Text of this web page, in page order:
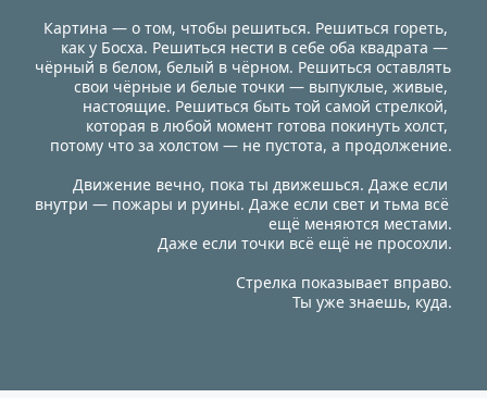
Картина — о том, чтобы решиться. Решиться гореть,
как у Босха. Решиться нести в себе оба квадрата —
чёрный в белом, белый в чёрном. Решиться оставлять
свои чёрные и белые точки — выпуклые, живые,
настоящие. Решиться быть той самой стрелкой,
которая в любой момент готова покинуть холст,
потому что за холстом — не пустота, а продолжение.
Движение вечно, пока ты движешься. Даже если
внутри — пожары и руины. Даже если свет и тьма всё
ещё меняются местами.
Даже если точки всё ещё не просохли.
Стрелка показывает вправо.
Ты уже знаешь, куда.